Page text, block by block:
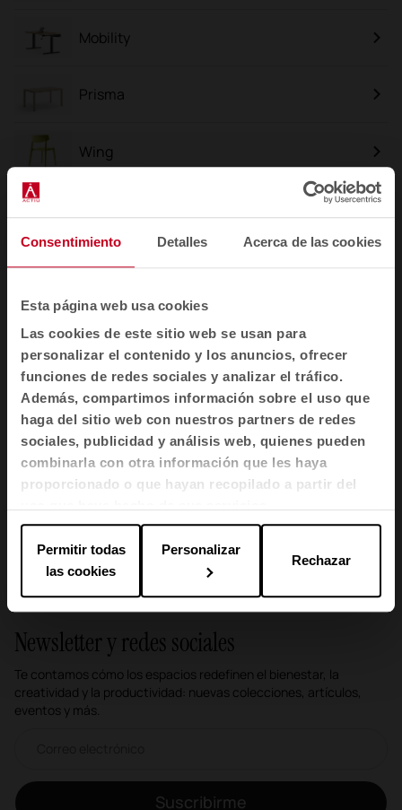
Consentimiento Detalles Acerca de las cookies
Esta página web usa cookies
Las cookies de este sitio web se usan para
personalizar el contenido y los anuncios, ofrecer
funciones de redes sociales y analizar el tráfico.
Además, compartimos información sobre el uso que
haga del sitio web con nuestros partners de redes
sociales, publicidad y análisis web, quienes pueden
combinarla con otra información que les haya
proporcionado o que hayan recopilado a partir del
Permitir todas
las cookies
Personalizar
Rechazar
Mobility
Prisma
Wing
Sillones Longo
Mesa Longo
Mesa auxiliar Tabula
Armario Longo
Cargar más
Newsletter y redes sociales
Te contamos cómo los espacios redefinen el bienestar, la
creatividad y la productividad: nuevas colecciones, artículos,
eventos y más.
Suscribirme